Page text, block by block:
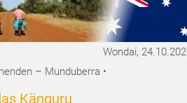
Wondai,
– Munduberra •
Känguru